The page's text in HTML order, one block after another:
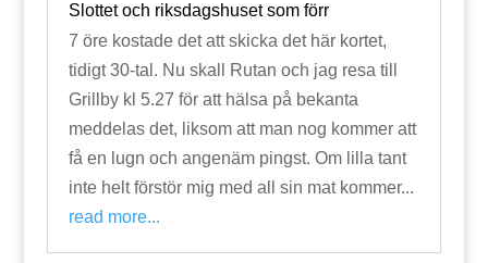
Slottet och riksdagshuset som förr
7 öre kostade det att skicka det här kortet,
tidigt 30-tal. Nu skall Rutan och jag resa till
Grillby kl 5.27 för att hälsa på bekanta
meddelas det, liksom att man nog kommer att
få en lugn och angenäm pingst. Om lilla tant
inte helt förstör mig med all sin mat kommer...
read more...